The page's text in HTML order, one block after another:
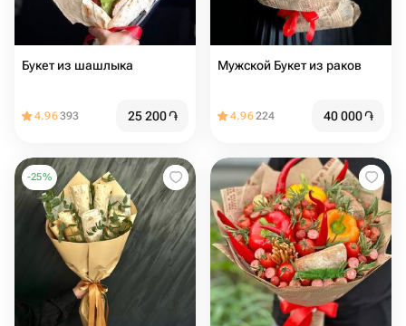
Букет из шашлыка
4.96393 25 200֏
Мужской Букет из раков
4.96224 40 000֏
-25%